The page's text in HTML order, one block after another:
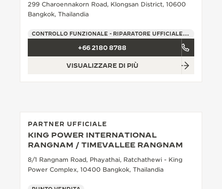
299 Charoennakorn Road, Klongsan District, 10600
Bangkok, Thailandia
CONTROLLO FUNZIONALE - RIPARATORE UFFICIALE - PUNTO VENDITA
+66 2180 8788
VISUALIZZARE DI PIÙ
PARTNER UFFICIALE
KING POWER INTERNATIONAL
RANGNAM / TIMEVALLEE RANGNAM
8/1 Rangnam Road, Phayathai, Ratchathewi - King
Power Complex, 10400 Bangkok, Thailandia